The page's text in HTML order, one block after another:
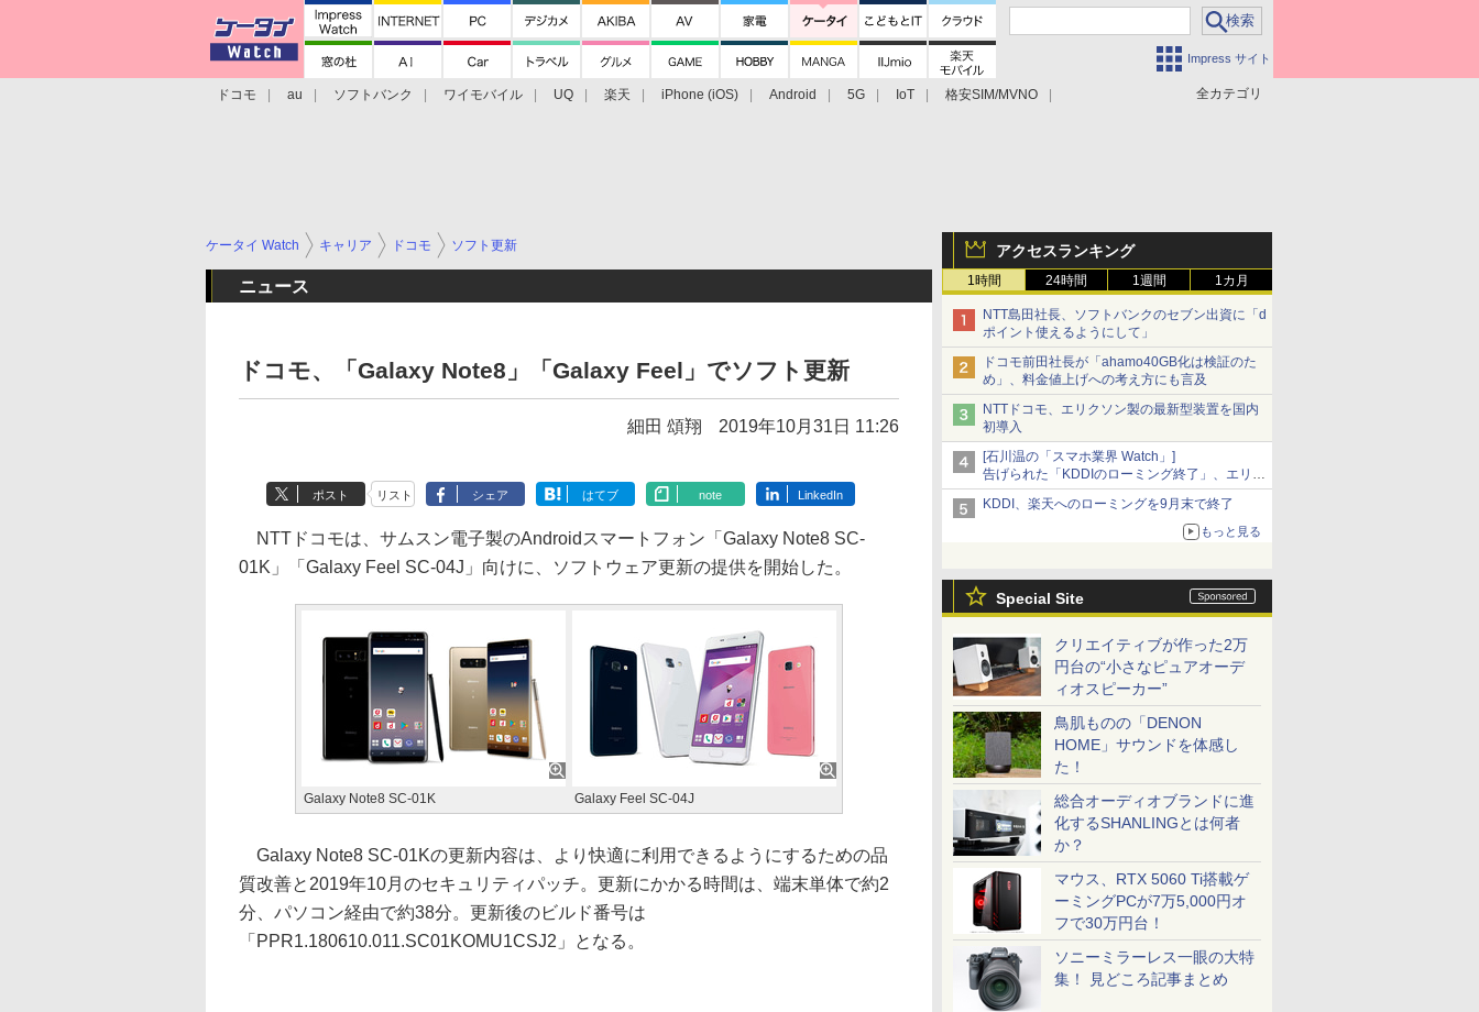
Impress サイト
全カテゴリ
ドコモ au ソフトバンク ワイモバイル UQ 楽天 iPhone (iOS) Android 5G IoT
格安SIM/MVNO
アクセスランキング
1時間 24時間 1週間 1カ月
NTT島田社長、ソフトバンクのセブン出資に「d
ポイント使えるようにして」
ドコモ前田社長が「ahamo40GB化は検証のた
め」、料金値上げへの考え方にも言及
NTTドコモ、エリクソン製の最新型装置を国内
初導入
[石川温の「スマホ業界 Watch」]
告げられた「KDDIのローミング終了」、エリア
マップの落とし穴と楽天モバイルの課題
KDDI、楽天へのローミングを9月末で終了
もっと見る
Special Site
クリエイティブが作った2万
円台の“小さなピュアオーデ
ィオスピーカー”
鳥肌ものの「DENON
HOME」サウンドを体感し
た！
総合オーディオブランドに進
化するSHANLINGとは何者
か？
マウス、RTX 5060 Ti搭載ゲ
ーミングPCが7万5,000円オ
フで30万円台！
ソニーミラーレス一眼の大特
集！ 見どころ記事まとめ
ケータイ Watch キャリア ドコモ ソフト更新
ニュース
ドコモ、「Galaxy Note8」「Galaxy Feel」でソフト更新
細田 頌翔 2019年10月31日 11:26
ポスト リスト シェア はてブ note LinkedIn
NTTドコモは、サムスン電子製のAndroidスマートフォン「Galaxy Note8 SC-
01K」「Galaxy Feel SC-04J」向けに、ソフトウェア更新の提供を開始した。
Galaxy Note8 SC-01K Galaxy Feel SC-04J
Galaxy Note8 SC-01Kの更新内容は、より快適に利用できるようにするための品
質改善と2019年10月のセキュリティパッチ。更新にかかる時間は、端末単体で約2
分、パソコン経由で約38分。更新後のビルド番号は
「PPR1.180610.011.SC01KOMU1CSJ2」となる。